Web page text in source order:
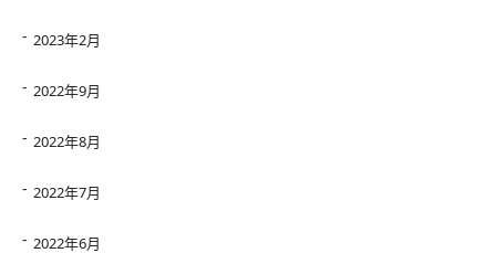
2023年2月
2022年9月
2022年8月
2022年7月
2022年6月